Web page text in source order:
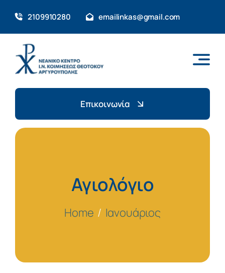
content
2109910280 emailinkas@gmail.com
Επικοινωνία
Αγιολόγιο
Home Ιανουάριος